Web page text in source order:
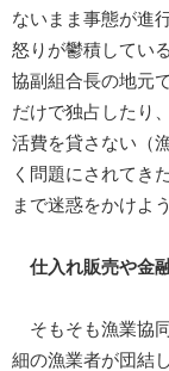
ないまま事態が進
怒りが鬱積してい
協副組合長の地元
だけで独占したり
活費を貸さない（
く問題にされてき
まで迷惑をかけよ
仕入れ販売や金
そもそも漁業協
細の漁業者が団結